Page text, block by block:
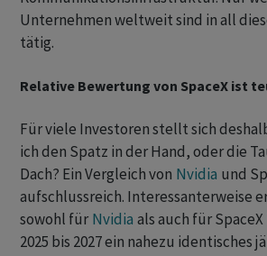
Unternehmen weltweit sind in all
tätig.
Relative Bewertung von SpaceX ist
Für viele Investoren stellt sich
ich den Spatz in der Hand, oder die
Dach? Ein Vergleich von Nvidia und
aufschlussreich. Interessanterweise
sowohl für Nvidia als auch für
2025 bis 2027 ein nahezu identisches